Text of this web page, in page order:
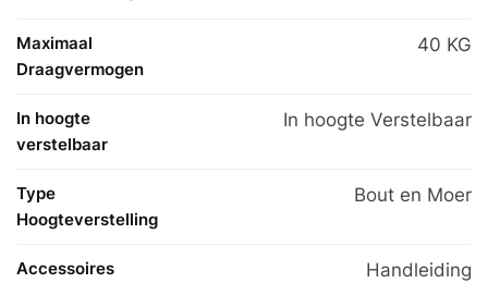
Maximaal
Draagvermogen
40 KG
In hoogte
verstelbaar
In hoogte Verstelbaar
Type
Hoogteverstelling
Bout en Moer
Accessoires Handleiding